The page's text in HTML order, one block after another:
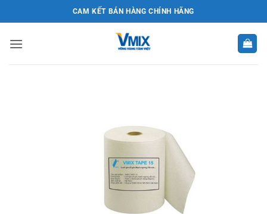
qua
dung
CAM KẾT BÁN HÀNG CHÍNH HÃNG